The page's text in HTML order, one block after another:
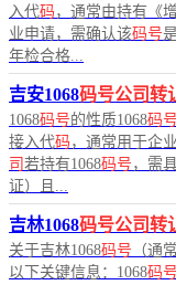
入代码，通常由持有《
业申请，需确认该码号
年检合格...
吉安1068码号公司转
1068码号的性质1068码号
接入代码，通常用于企
司 若持有1068码号 ，需
证）且...
吉林1068码号公司转
关于吉林1068码号 （通
以下关键信息：1068码号